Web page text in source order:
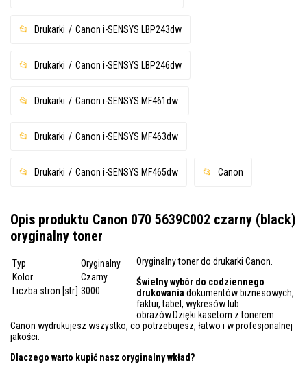
Drukarki Canon i-SENSYS LBP243dw
Drukarki Canon i-SENSYS LBP246dw
Drukarki Canon i-SENSYS MF461dw
Drukarki Canon i-SENSYS MF463dw
Drukarki Canon i-SENSYS MF465dw Canon
Opis produktu Canon 070 5639C002 czarny (black)
oryginalny toner
Typ
Oryginalny
Kolor
Czarny
Liczba stron [str.] 3000
Oryginalny toner do drukarki Canon.
Świetny wybór do codziennego
drukowania dokumentów biznesowych,
faktur, tabel, wykresów lub
obrazów.Dzięki kasetom z tonerem
Canon wydrukujesz wszystko, co potrzebujesz, łatwo i w profesjonalnej
jakości.
Dlaczego warto kupić nasz oryginalny wkład?